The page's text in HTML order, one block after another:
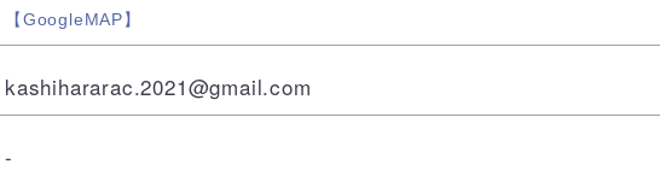
【GoogleMAP】
kashihararac.2021@gmail.com
-